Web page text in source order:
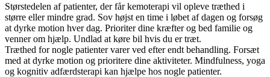
Størstedelen af patienter, der får kemoterapi vil opleve træthed i
større eller mindre grad. Sov højst en time i løbet af dagen og forsøg
at dyrke motion hver dag. Prioriter dine kræfter og bed familie og
venner om hjælp. Undlad at køre bil hvis du er træt.
Træthed for nogle patienter varer ved efter endt behandling. Forsæt
med at dyrke motion og prioritere dine aktiviteter. Mindfulness, yoga
og kognitiv adfærdsterapi kan hjælpe hos nogle patienter.